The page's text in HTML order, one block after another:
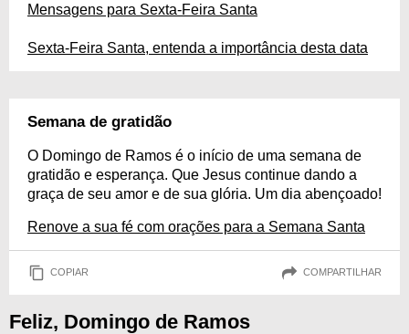
Mensagens para Sexta-Feira Santa
Sexta-Feira Santa, entenda a importância desta data
Semana de gratidão
O Domingo de Ramos é o início de uma semana de
gratidão e esperança. Que Jesus continue dando a
graça de seu amor e de sua glória. Um dia abençoado!
Renove a sua fé com orações para a Semana Santa
COPIAR COMPARTILHAR
Feliz, Domingo de Ramos